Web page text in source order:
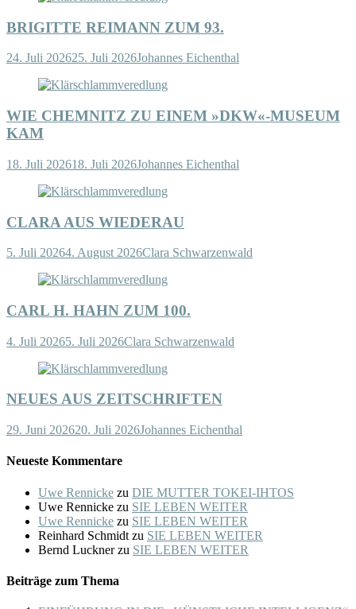
BRIGITTE REIMANN ZUM 93.
24. Juli 202625. Juli 2026Johannes Eichenthal
WIE CHEMNITZ ZU EINEM »DKW«-MUSEUM
KAM
18. Juli 202618. Juli 2026Johannes Eichenthal
CLARA AUS WIEDERAU
5. Juli 20264. August 2026Clara Schwarzenwald
CARL H. HAHN ZUM 100.
4. Juli 20265. Juli 2026Clara Schwarzenwald
NEUES AUS ZEITSCHRIFTEN
29. Juni 202620. Juli 2026Johannes Eichenthal
Neueste Kommentare
Uwe Rennicke zu DIE MUTTER TOKEI-IHTOS
Uwe Rennicke zu SIE LEBEN WEITER
Uwe Rennicke zu SIE LEBEN WEITER
Reinhard Schmidt zu SIE LEBEN WEITER
Bernd Lucknerzu SIE LEBEN WEITER
Beiträge zum Thema